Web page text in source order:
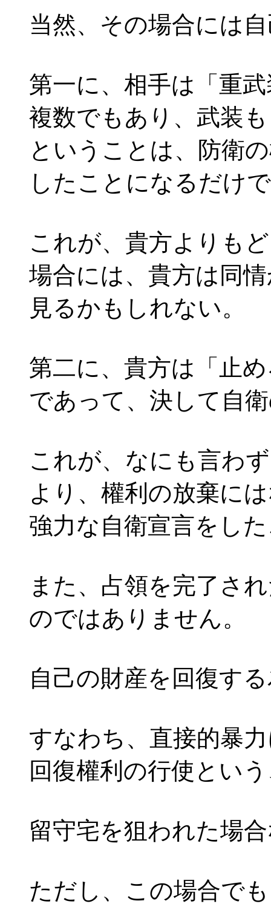
当然、その場合には
第一に、相手は「重
複数でもあり、武装
ということは、防衛
したことになるだけ
これが、貴方よりも
場合には、貴方は同
見るかもしれない。
第二に、貴方は「止
であって、決して自
これが、なにも言わ
より、權利の放棄に
強力な自衛宣言をし
また、占領を完了さ
のではありません。
自己の財産を回復す
すなわち、直接的暴
回復權利の行使とい
留守宅を狙われた場
ただし、この場合で